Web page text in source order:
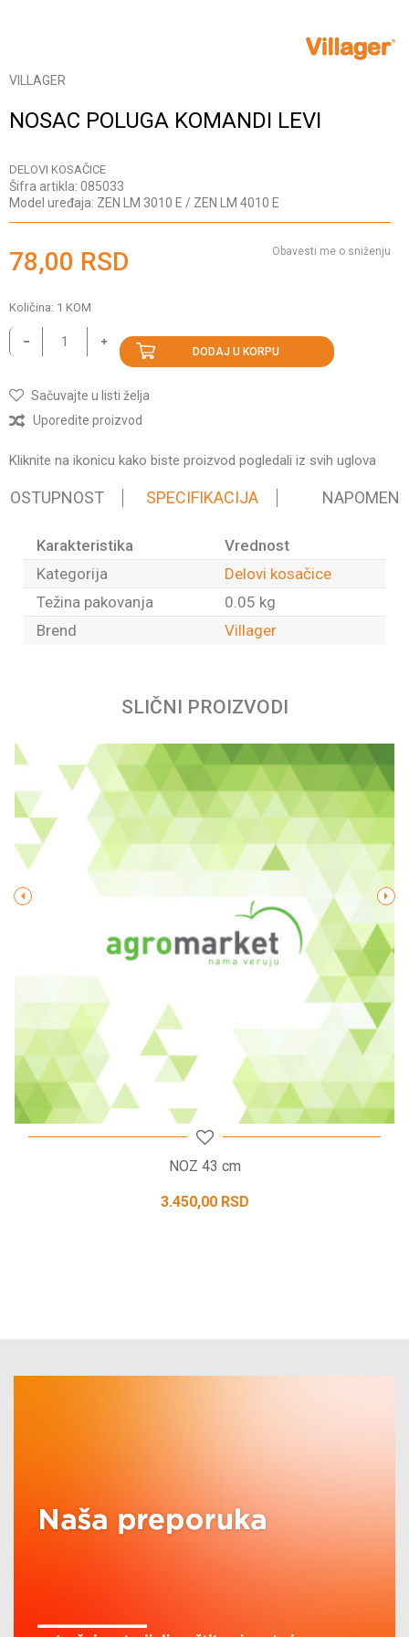
VILLAGER
NOSAC POLUGA KOMANDI LEVI
DELOVI KOSAČICE
Šifra artikla: 085033
Model uređaja: ZEN LM 3010 E / ZEN LM 4010 E
78,00 RSD Obavesti me o sniženju
Količina: 1 KOM
DODAJ U KORPU
Sačuvajte u listi želja
Uporedite proizvod
Kliknite na ikonicu kako biste proizvod pogledali iz svih uglova
SPECIFIKACIJA NAPOMENA
Karakteristika
Vrednost
Kategorija
Delovi kosačice
Težina pakovanja
0.05 kg
Brend
Villager
Poruka
SLIČNI PROIZVODI
NOZ 43 cm
3.450,00 RSD